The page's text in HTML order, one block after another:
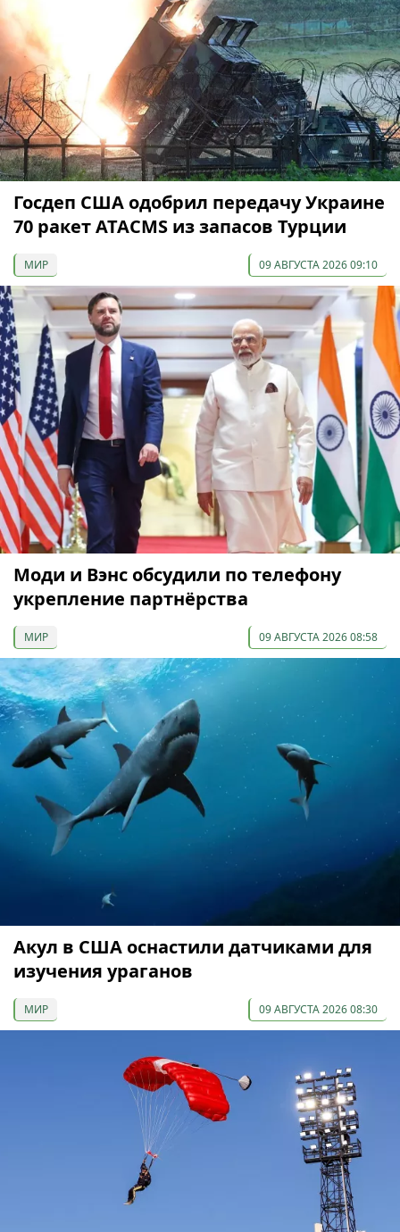
Госдеп США одобрил передачу Украине
70 ракет ATACMS из запасов Турции
МИР 09 АВГУСТА 2026 09:10
Моди и Вэнс обсудили по телефону
укрепление партнёрства
МИР 09 АВГУСТА 2026 08:58
Акул в США оснастили датчиками для
изучения ураганов
МИР 09 АВГУСТА 2026 08:30